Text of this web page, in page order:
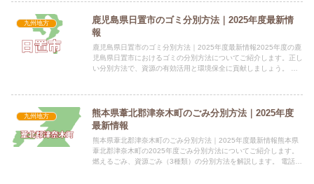
九州地方
鹿児島県日置市のゴミ分別方法｜2025年度最新情
報
鹿児島県日置市のゴミ分別方法｜2025年度最新情報2025年度の鹿
児島県日置市におけるゴミの分別方法についてご紹介します。正し
い分別方法で、資源の有効活用と環境保全に貢献しましょう。 電
九州地方
熊本県葦北郡津奈木町のごみ分別方法｜2025年度
最新情報
熊本県葦北郡津奈木町のごみ分別方法｜2025年度最新情報熊本県
葦北郡津奈木町の2025年度ごみ分別方法についてご紹介します。
燃えるごみ、資源ごみ（3種類）の分別方法を解説します。 電話番